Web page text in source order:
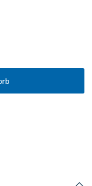
gewünschten